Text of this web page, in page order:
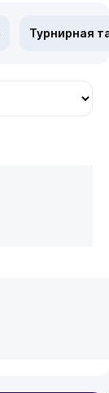
Турнирная